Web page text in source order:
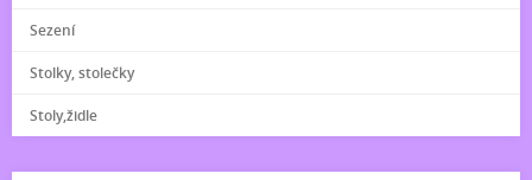
Sezení
Stolky, stolečky
Stoly,židle